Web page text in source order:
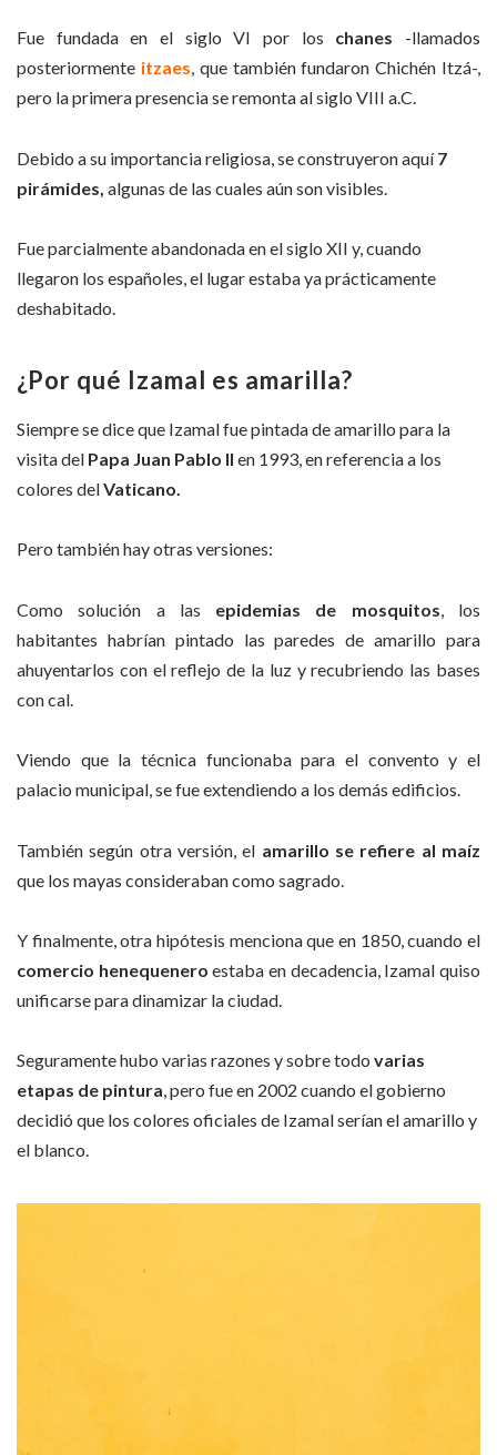
Fue fundada en el siglo VI por los chanes -llamados
posteriormente itzaes, que también fundaron Chichén Itzá-,
pero la primera presencia se remonta al siglo VIII a.C.
Debido a su importancia religiosa, se construyeron aquí7
pirámides, algunas de las cuales aún son visibles.
Fue parcialmente abandonada en el siglo XII y, cuando
llegaron los españoles, el lugar estaba ya prácticamente
deshabitado.
¿Por qué Izamal es amarilla?
Siempre se dice que Izamal fue pintada de amarillo para la
visita del Papa Juan Pablo II en 1993, en referencia a los
colores delVaticano.
Pero también hay otras versiones:
Como solución a las epidemias de mosquitos , los
habitantes habrían pintado las paredes de amarillo para
ahuyentarlos con el reflejo de la luz y recubriendo las bases
con cal.
Viendo que la técnica funcionaba para el convento y el
palacio municipal, se fue extendiendo a los demás edificios.
También según otra versión, el amarillo se refiere al maíz
que los mayas consideraban como sagrado.
Y finalmente, otra hipótesis menciona que en 1850, cuando el
comercio henequenero estaba en decadencia, Izamal quiso
unificarse para dinamizar la ciudad.
Seguramente hubo varias razones y sobre todo varias
etapas de pintura, pero fue en 2002 cuando el gobierno
decidió que los colores oficiales de Izamal serían el amarillo y
el blanco.